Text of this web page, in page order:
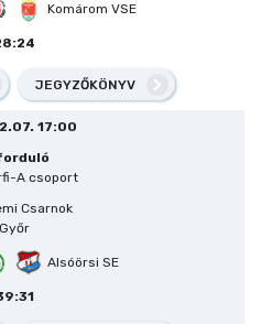
Komárom VSE
JEGYZŐKÖNYV
17:00
A csoport
Csarnok
Győr
Alsóörsi SE